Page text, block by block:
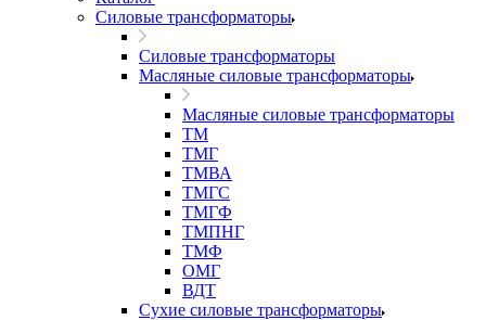
Силовые трансформаторы
Силовые трансформаторы
Масляные силовые трансформаторы
Масляные силовые трансформаторы
ТМ
ТМГ
ТМВА
ТМГС
ТМГФ
ТМПНГ
ТМФ
ОМГ
ВДТ
Сухие силовые трансформаторы